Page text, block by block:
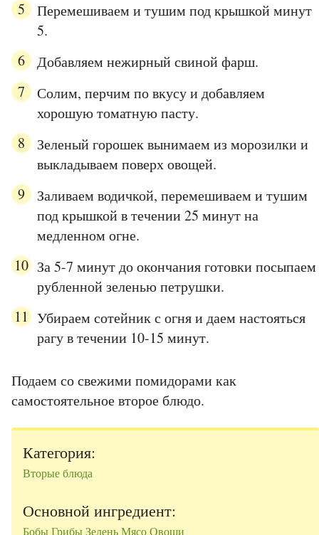
Перемешиваем и тушим под крышкой минут
5.
Добавляем нежирный свиной фарш.
Солим, перчим по вкусу и добавляем
хорошую томатную пасту.
Зеленый горошек вынимаем из морозилки и
выкладываем поверх овощей.
Заливаем водичкой, перемешиваем и тушим
под крышкой в течении 25 минут на
медленном огне.
За 5-7 минут до окончания готовки посыпаем
рубленной зеленью петрушки.
Убираем сотейник с огня и даем настояться
рагу в течении 10-15 минут.
Подаем со свежими помидорами как
самостоятельное второе блюдо.
Категория:
Вторые блюда
Основной ингредиент:
БобыГрибыЗеленьМясоОвощи